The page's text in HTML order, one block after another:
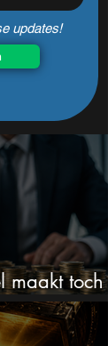
updates!
maakt toch